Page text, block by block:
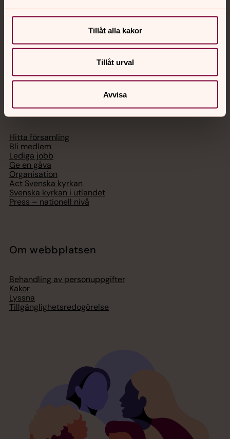
Tillåt alla kakor
Tillåt urval
Avvisa
Digitalt brev
Svenska kyrkan
Hitta församling
Bli medlem
Lediga jobb
Ge en gåva
Organisation
Act Svenska kyrkan
Svenska kyrkan i utlandet
Press – nationell nivå
Om webbplatsen
Behandling av personuppgifter
Kakor
Lyssna
Tillgänglighetsredogörelse